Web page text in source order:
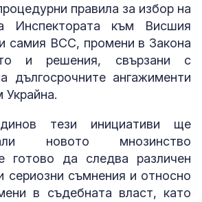
правила за избор на
Инспектората към Висшия
самия ВСС, промени в Закона
и решения, свързани с
дългосрочните ангажименти
Украйна.
тези инициативи ще
новото мнозинство
готово да следва различен
сериозни съмнения и относно
в съдебната власт, като